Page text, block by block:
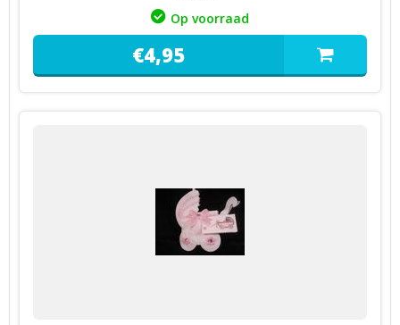
Op voorraad
€4,95